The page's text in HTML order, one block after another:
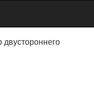
двустороннего